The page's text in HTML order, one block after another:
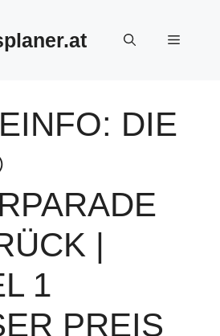
Menü
DIE
|
1
PREIS V